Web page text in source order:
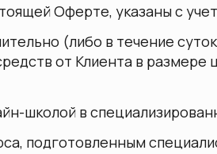
Оферте, указаны с
(либо в течение
от Клиента в
школой в
подготовленным